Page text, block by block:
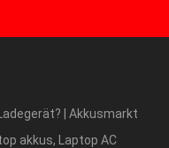
| Akkusmarkt
akkus, Laptop AC